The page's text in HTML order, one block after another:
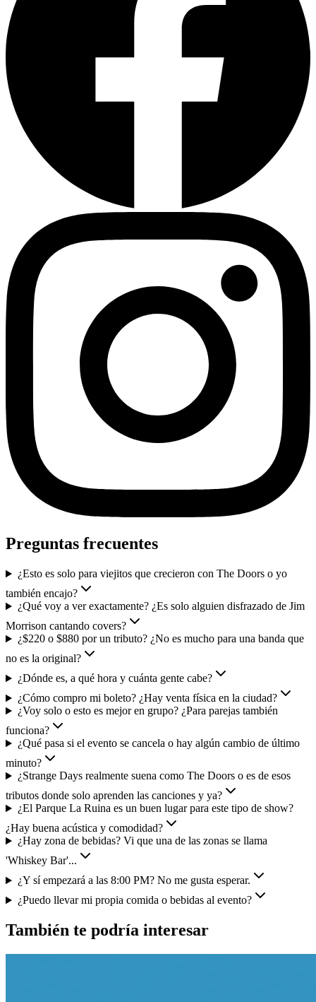
Preguntas frecuentes
¿Esto es solo para viejitos que crecieron con The Doors o yo
también encajo?
¿Qué voy a ver exactamente? ¿Es solo alguien disfrazado de Jim
Morrison cantando covers?
¿$220 o $880 por un tributo? ¿No es mucho para una banda que
no es la original?
¿Dónde es, a qué hora y cuánta gente cabe?
¿Cómo compro mi boleto? ¿Hay venta física en la ciudad?
¿Voy solo o esto es mejor en grupo? ¿Para parejas también
funciona?
¿Qué pasa si el evento se cancela o hay algún cambio de último
minuto?
¿Strange Days realmente suena como The Doors o es de esos
tributos donde solo aprenden las canciones y ya?
¿El Parque La Ruina es un buen lugar para este tipo de show?
¿Hay buena acústica y comodidad?
¿Hay zona de bebidas? Vi que una de las zonas se llama
'Whiskey Bar'...
¿Y sí empezará a las 8:00 PM? No me gusta esperar.
¿Puedo llevar mi propia comida o bebidas al evento?
También te podría interesar